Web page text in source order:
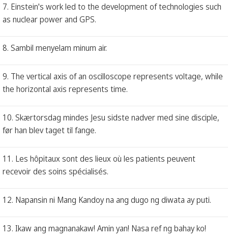
7. Einstein's work led to the development of technologies such
as nuclear power and GPS.
8. Sambil menyelam minum air.
9. The vertical axis of an oscilloscope represents voltage, while
the horizontal axis represents time.
10. Skærtorsdag mindes Jesu sidste nadver med sine disciple,
før han blev taget til fange.
11. Les hôpitaux sont des lieux où les patients peuvent
recevoir des soins spécialisés.
12. Napansin ni Mang Kandoy na ang dugo ng diwata ay puti.
13. Ikaw ang magnanakaw! Amin yan! Nasa ref ng bahay ko!